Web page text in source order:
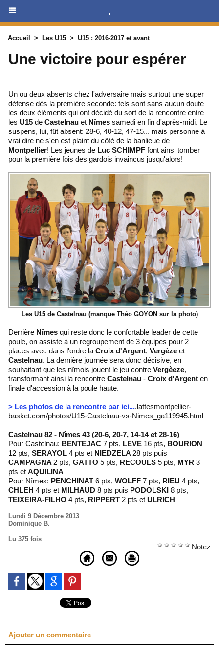
.
Accueil > Les U15 > U15 : 2016-2017 et avant
Une victoire pour espérer
Un ou deux absents chez l'adversaire mais surtout une super
défense dès la première seconde: tels sont sans aucun doute
les deux éléments qui ont décidé du sort de la rencontre entre
les U15 de Castelnau et Nîmes samedi en fin d'après-midi. Le
suspens, lui, fût absent: 28-6, 40-12, 47-15... mais personne à
vrai dire ne s'en est plaint du côté de la banlieue de
Montpellier! Les jeunes de Luc SCHIMPF font ainsi tomber
pour la première fois des gardois invaincus jusqu'alors!
Les U15 de Castelnau (manque Théo GOYON sur la photo)
Derrière Nîmes qui reste donc le confortable leader de cette
poule, on assiste à un regroupement de 3 équipes pour 2
places avec dans l'ordre la Croix d'Argent, Vergèze et
Castelnau. La dernière journée sera donc décisive, en
souhaitant que les nîmois jouent le jeu contre Vergèeze,
transformant ainsi la rencontre Castelnau - Croix d'Argent en
finale d'accession à la poule haute.
> Les photos de la rencontre par ici....lattesmontpellier-
basket.com/photos/U15-Castelnau-vs-Nimes_ga119945.html
Castelnau 82 - Nîmes 43 (20-6, 20-7, 14-14 et 28-16)
Pour Castelnau: BENTEJAC 7 pts, LEVE 16 pts, BOURION
12 pts, SERAYOL 4 pts et NIEDZELA 28 pts puis
CAMPAGNA 2 pts, GATTO 5 pts, RECOULS 5 pts, MYR 3
pts et AQUILINA
Pour Nîmes: PENCHINAT 6 pts, WOLFF 7 pts, RIEU 4 pts,
CHLEH 4 pts et MILHAUD 8 pts puis PODOLSKI 8 pts,
TEIXEIRA-FILHO 4 pts, RIPPERT 2 pts et ULRICH
Lundi 9 Décembre 2013
Dominique B.
Lu 375 fois
Notez
Ajouter un commentaire